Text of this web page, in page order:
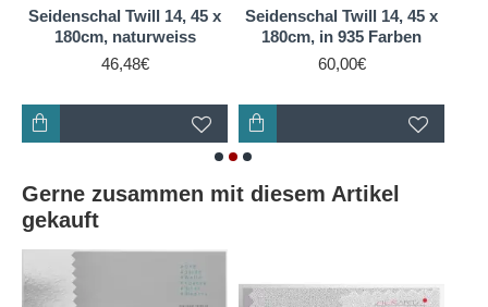
Seidenschal Twill 14, 45 x
180cm, naturweiss
46,48€
Seidenschal Twill 14, 45 x
180cm, in 935 Farben
60,00€
Gerne zusammen mit diesem Artikel
gekauft